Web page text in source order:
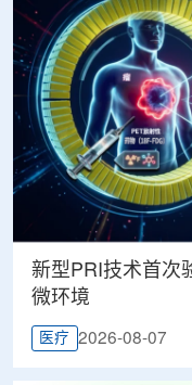
新型PRI技术首次
微环境
医疗 2026-08-07